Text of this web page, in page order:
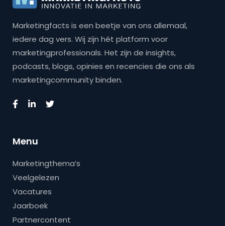
Marketingfacts is een beetje van ons allemaal,
iedere dag vers. Wij zijn hét platform voor
marketingprofessionals. Het zijn de insights,
podcasts, blogs, opinies en recencies die ons als
marketingcommunity binden.
Menu
Marketingthema’s
Veelgelezen
Vacatures
Jaarboek
Partnercontent